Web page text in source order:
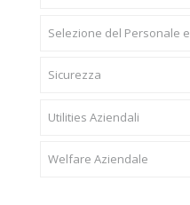
Selezione del Personale
Sicurezza
Utilities Aziendali
Welfare Aziendale